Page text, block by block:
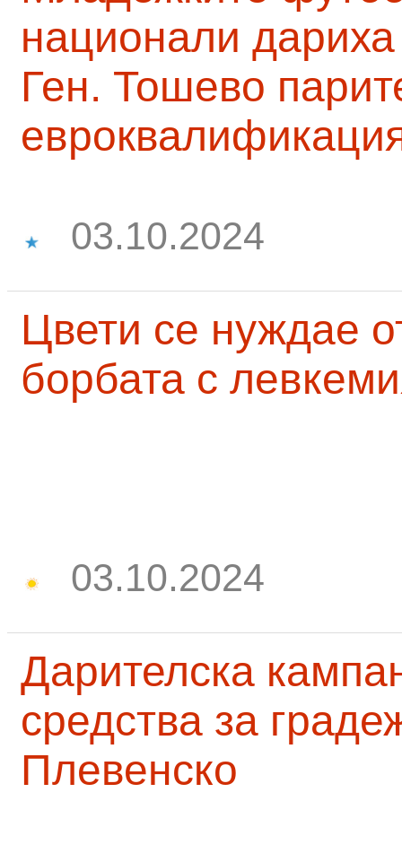
национали
Ген. Тошево
03.10.2024
Цвети се нуждае
борбата с
03.10.2024
Дарителска
средства за
Плевенско